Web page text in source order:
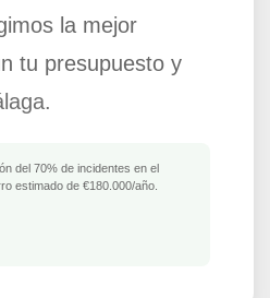
la mejor
tu presupuesto y
del 70% de incidentes en el
estimado de €180.000/año.